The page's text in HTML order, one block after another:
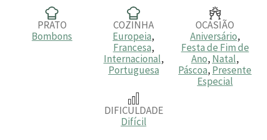
PRATO
Bombons
COZINHA
Europeia,
Francesa,
Internacional,
Portuguesa
OCASIÃO
Aniversário,
Festa de Fim de
Ano, Natal,
Páscoa, Presente
Especial
DIFICULDADE
Difícil